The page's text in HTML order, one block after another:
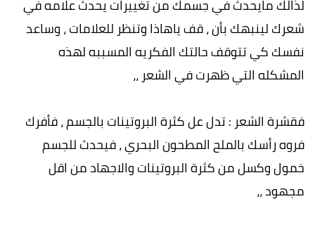
لذالك مايحدث في جسمك من تغييرات يحدث علامه في
شعرك لينبهك بأن ، قف ياهاذا وتنظر للعلامات ، وساعد
نفسك كي تتوقف حالتك الفكريه المسببه لهذه
المشكله التي ظهرت في الشعر ،،
فقشرة الشعر : تدل عل كثرة البروتينات بالجسم ، فأفرك
فروه رأسك بالملح المطحون البحري ، فيحدث للجسم
خمول وكسل من كثرة البروتينات والاجهاد من اقل
مجهود ،،